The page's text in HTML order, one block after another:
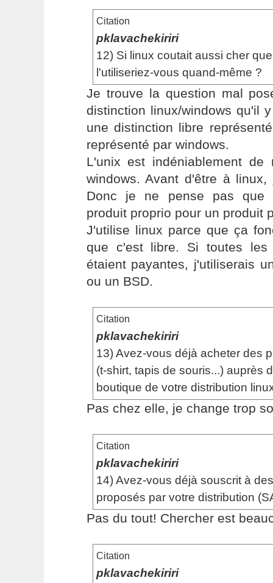
Citation
pklavachekiriri
12) Si linux coutait aussi cher
l'utiliseriez-vous quand-même ?
Je trouve la question mal
distinction linux/windows qu'il
une distinction libre
représenté par windows.
L'unix est indéniablement de
windows. Avant d'être à
Donc je ne pense pas que
produit proprio pour un produit
J'utilise linux parce que ça
que c'est libre. Si toutes les
étaient payantes, j'utiliserais
ou un BSD.
Citation
pklavachekiriri
13) Avez-vous déjà acheter des
(t-shirt, tapis de souris...) auprès
boutique de votre distribution
Pas chez elle, je change trop
Citation
pklavachekiriri
14) Avez-vous déjà souscrit à
proposés par votre distribution
Pas du tout! Chercher est
Citation
pklavachekiriri